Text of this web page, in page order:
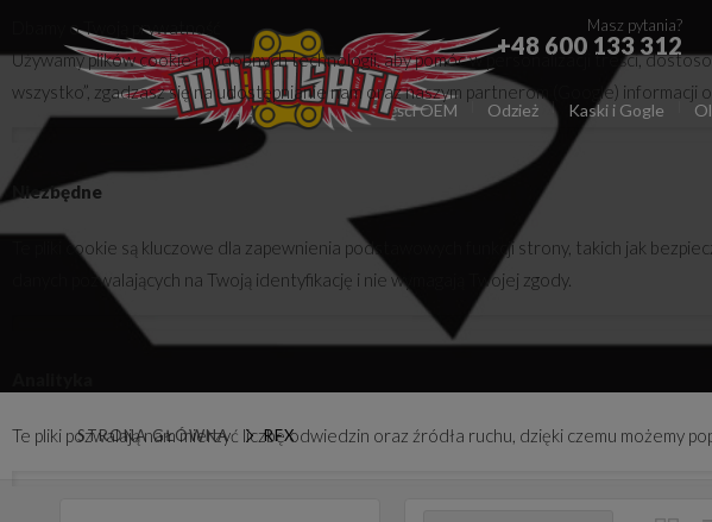
Masz pytania?
+48 600 133 312
Części zamienne Części OEM Odzież Kaski i Gogle
STRONA GŁÓWNA RFX
Dbamy o Twoją prywatność
Używamy plików cookie i podobnych technologii, aby pomóc w personalizacji treści,
wszystko”, zgadzasz się na udostępnianie nam oraz naszym partnerom (Google) informacji
Niezbędne
Te pliki cookie są kluczowe dla zapewnienia podstawowych funkcji strony, takich jak
danych pozwalających na Twoją identyfikację i nie wymagają Twojej zgody.
Te pliki pozwalają nam mierzyć liczbę odwiedzin oraz źródła ruchu, dzięki czemu możemy